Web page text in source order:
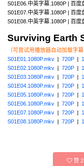
S01E06.中英字幕.1080P | 百度
S01E07.中英字幕.1080P | 百度
S01E08.中英字幕.1080P | 百度
Surviving Earth
（可尝试用播放器自动加载字
S01E01.1080P.mkv | 720P |
S01E02.1080P.mkv | 720P |
S01E03.1080P.mkv | 720P |
S01E04.1080P.mkv | 720P |
S01E05.1080P.mkv | 720P |
S01E06.1080P.mkv | 720P |
S01E07.1080P.mkv | 720P |
S01E08.1080P.mkv | 720P |
赞2